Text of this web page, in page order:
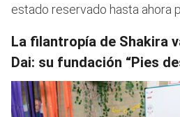
estado reservado hasta ahora
La filantropía de Shakira
Dai: su fundación “Pies